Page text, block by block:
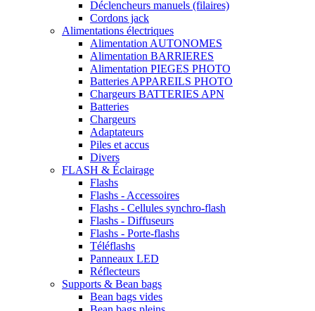
Déclencheurs manuels (filaires)
Cordons jack
Alimentations électriques
Alimentation AUTONOMES
Alimentation BARRIERES
Alimentation PIEGES PHOTO
Batteries APPAREILS PHOTO
Chargeurs BATTERIES APN
Batteries
Chargeurs
Adaptateurs
Piles et accus
Divers
FLASH & Éclairage
Flashs
Flashs - Accessoires
Flashs - Cellules synchro-flash
Flashs - Diffuseurs
Flashs - Porte-flashs
Téléflashs
Panneaux LED
Réflecteurs
Supports & Bean bags
Bean bags vides